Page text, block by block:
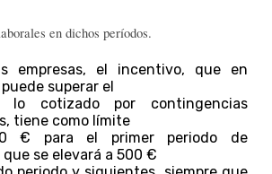
en dichos períodos.
empresas, el incentivo, que en
superar el
lo cotizado por contingencias
tiene como límite
€ para el primer periodo de
se elevará a 500 €